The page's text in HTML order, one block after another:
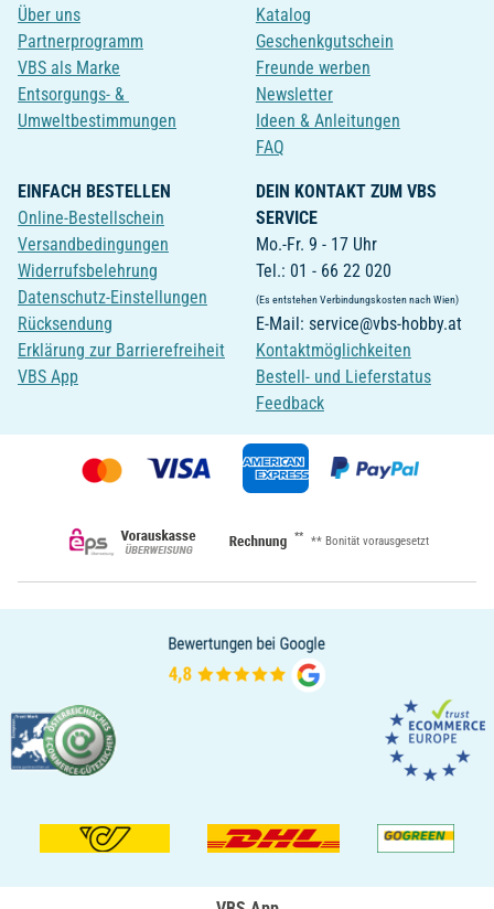
Über uns
Partnerprogramm
VBS als Marke
Entsorgungs- &
Umweltbestimmungen
Katalog
Geschenkgutschein
Freunde werben
Newsletter
Ideen & Anleitungen
FAQ
EINFACH BESTELLEN
Online-Bestellschein
Versandbedingungen
Widerrufsbelehrung
Datenschutz-Einstellungen
Rücksendung
Erklärung zur Barrierefreiheit
VBS App
DEIN KONTAKT ZUM VBS
SERVICE
Mo.-Fr. 9 - 17 Uhr
Tel.: 01 - 66 22 020
(Es entstehen Verbindungskosten nach Wien)
E-Mail: service@vbs-hobby.at
Kontaktmöglichkeiten
Bestell- und Lieferstatus
Feedback
** ** Bonität vorausgesetzt